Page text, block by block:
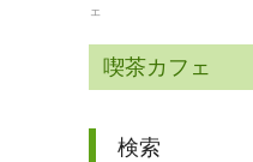
ェ
喫茶カフェ
検索